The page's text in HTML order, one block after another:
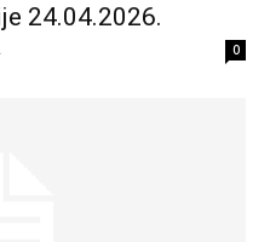
24.04.2026.
0